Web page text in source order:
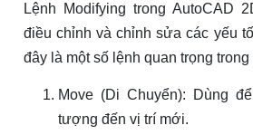
Lệnh Modifying trong AutoCAD
điều chỉnh và chỉnh sửa các yếu
đây là một số lệnh quan trọng trong
Move (Di Chuyển): Dùng
tượng đến vị trí mới.